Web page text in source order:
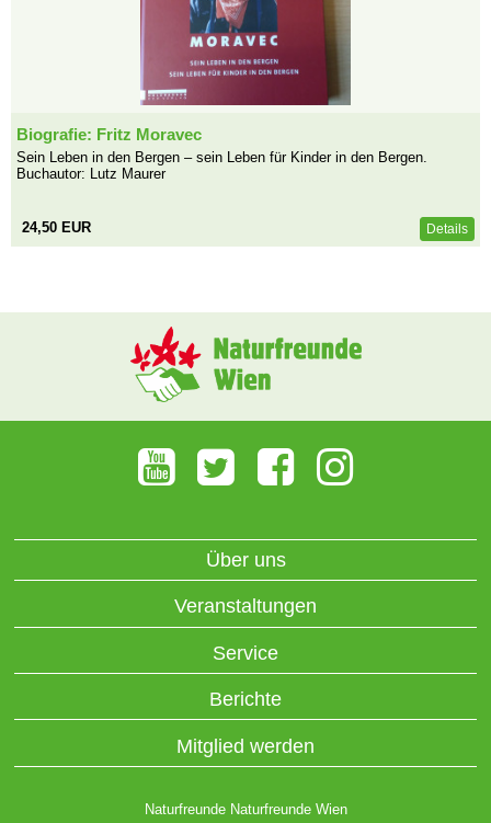
Biografie: Fritz Moravec
Sein Leben in den Bergen – sein Leben für Kinder in den Bergen.
Buchautor: Lutz Maurer
24,50 EUR Details
Über uns
Veranstaltungen
Service
Berichte
Mitglied werden
Naturfreunde Naturfreunde Wien